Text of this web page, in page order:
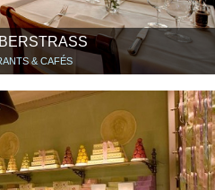
& CAFÉS